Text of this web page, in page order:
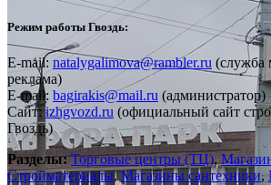
Режим работы Гвоздь:
E-mail: natalygalimova@rambler.ru (служба
реклама)
E-mail: bagirakis@mail.ru (администратор)
Сайт: izhgvozd.ru (официальный сайт
Гвоздь)
Разделы: Торговые центры (ТЦ),
Стройматериалы,Магазины сантехники,